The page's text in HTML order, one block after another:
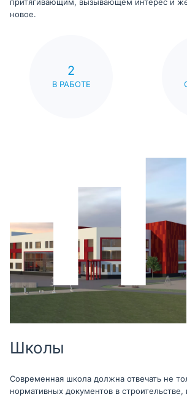
притягивающим, вызывающем интерес и
новое.
2
В РАБОТЕ
Школы
Современная школа должна отвечать не
нормативных документов в строительстве,